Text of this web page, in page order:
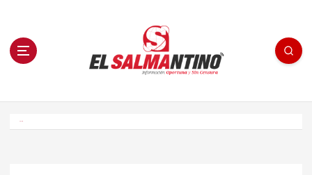
n El Salmantino - medios/noticias/editorial